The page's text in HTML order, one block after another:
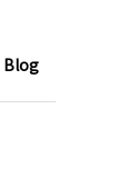
Blog